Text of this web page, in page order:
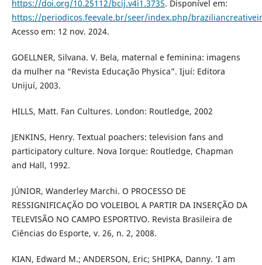
https://doi.org/10.25112/bcij.v4i1.3735. Disponível em:
https://periodicos.feevale.br/seer/index.php/
Acesso em: 12 nov. 2024.
GOELLNER, Silvana. V. Bela, maternal e feminina: imagens
da mulher na “Revista Educação Physica”. Ijuí: Editora
Unijuí, 2003.
HILLS, Matt. Fan Cultures. London: Routledge, 2002
JENKINS, Henry. Textual poachers: television fans and
participatory culture. Nova Iorque: Routledge, Chapman
and Hall, 1992.
JÚNIOR, Wanderley Marchi. O PROCESSO DE
RESSIGNIFICAÇÃO DO VOLEIBOL A PARTIR DA INSERÇÃO DA
TELEVISÃO NO CAMPO ESPORTIVO. Revista Brasileira de
Ciências do Esporte, v. 26, n. 2, 2008.
KIAN, Edward M.; ANDERSON, Eric; SHIPKA, Danny. ‘I am